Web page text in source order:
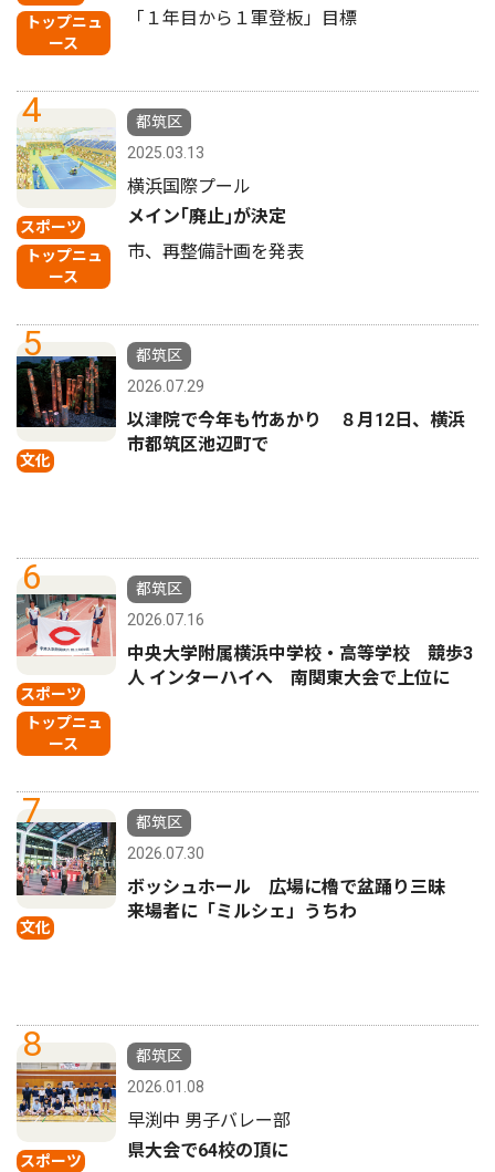
トップニュ
ース
「１年目から１軍登板」目標
4
スポーツ
トップニュ
ース
都筑区
2025.03.13
横浜国際プール
メイン｢廃止｣が決定
市、再整備計画を発表
5
文化
都筑区
2026.07.29
以津院で今年も竹あかり ８月12日、横浜
市都筑区池辺町で
6
スポーツ
トップニュ
ース
都筑区
2026.07.16
中央大学附属横浜中学校・高等学校 競歩3
人 インターハイへ 南関東大会で上位に
7
文化
都筑区
2026.07.30
ボッシュホール 広場に櫓で盆踊り三昧
来場者に「ミルシェ」うちわ
8
スポーツ
都筑区
2026.01.08
早渕中 男子バレー部
県大会で64校の頂に